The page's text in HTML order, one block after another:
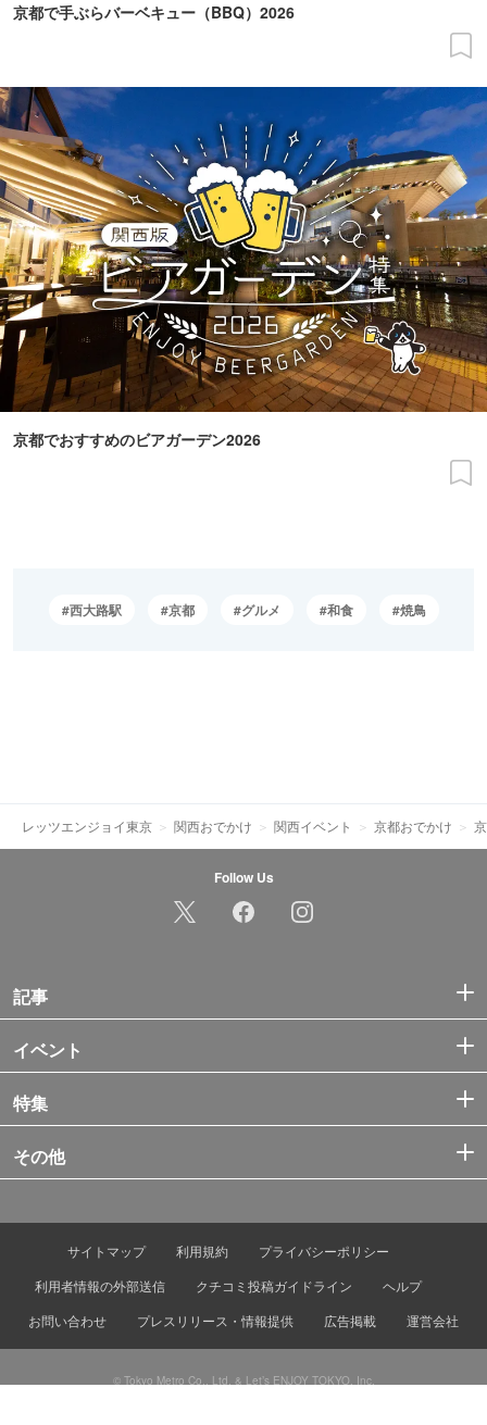
京都で手ぶらバーベキュー（BBQ）2026
京都でおすすめのビアガーデン2026
西大路駅 京都 グルメ 和食 焼鳥
レッツエンジョイ東京 関西おでかけ 関西イベント 京都おでかけ
Follow Us
記事
イベント
特集
その他
サイトマップ 利用規約
プライバシーポリシー
利用者情報の外部送信
クチコミ投稿ガイドライン
ヘルプ
お問い合わせ
プレスリリース・情報提供 広告掲載 運営会社
© Tokyo Metro Co., Ltd. & Let’s ENJOY TOKYO, Inc.